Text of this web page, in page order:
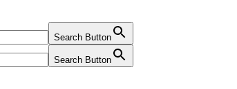
Search Button
Search Button